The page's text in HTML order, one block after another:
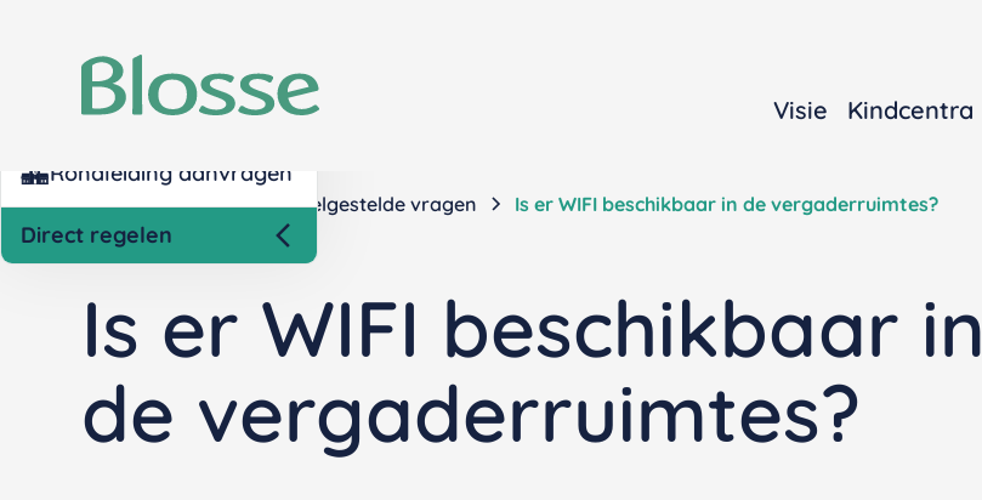
Nettokosten berekenen
Rondleiding aanvragen
Direct regelen
Visie Kindcentra
Home Contact Veelgestelde vragen Is er WIFI beschikbaar in de vergaderruimtes?
Is er WIFI beschikbaar in
de vergaderruimtes?